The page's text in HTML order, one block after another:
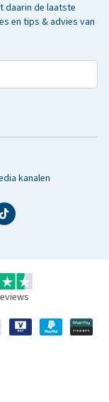
daarin de laatste
en tips & advies van
kanalen